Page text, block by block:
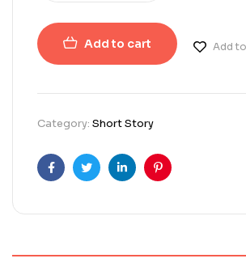
Add to cart Add
Category: Short Story
FacebookTwitterLinkedinPinterest